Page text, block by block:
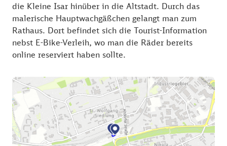
die Kleine Isar hinüber in die Altstadt. Durch das
malerische Hauptwachgäßchen gelangt man zum
Rathaus. Dort befindet sich die Tourist-Information
nebst E-Bike-Verleih, wo man die Räder bereits
online reserviert haben sollte.